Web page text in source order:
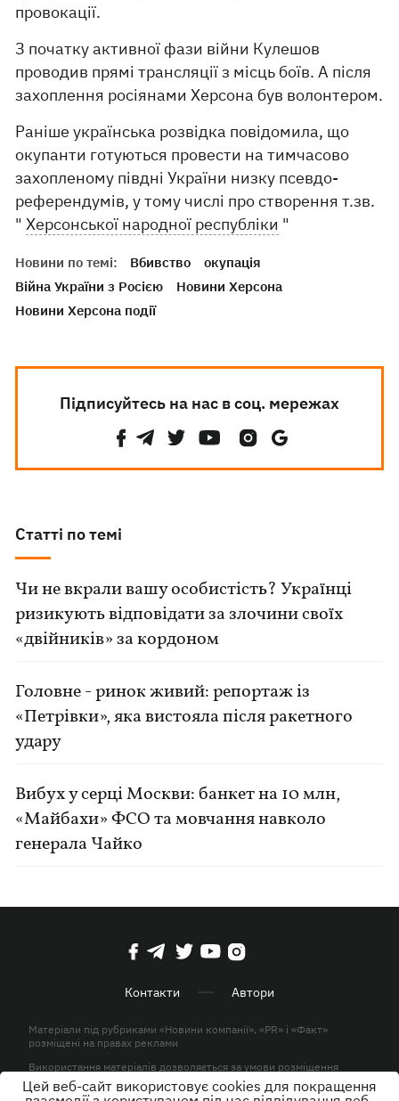
провокації.
З початку активної фази війни Кулешов
проводив прямі трансляції з місць боїв. А після
захоплення росіянами Херсона був волонтером.
Раніше українська розвідка повідомила, що
окупанти готуються провести на тимчасово
захопленому півдні України низку псевдо-
референдумів, у тому числі про створення т.зв.
"Херсонської народної республіки "
Новини по темі: Вбивство
окупація
Війна України з Росією
Новини Херсона
Новини Херсона події
Підписуйтесь на нас в соц. мережах
Статті по темі
Чи не вкрали вашу особистість? Українці
ризикують відповідати за злочини своїх
«двійників» за кордоном
Головне - ринок живий: репортаж із
«Петрівки», яка вистояла після ракетного
удару
Вибух у серці Москви: банкет на 10 млн,
«Майбахи» ФСО та мовчання навколо
генерала Чайко
Контакти Автори
Матеріали під рубриками «Новини компанії», «PR» і «Факт»
розміщені на правах реклами
Використання матеріалів дозволяється за умови розміщення
активного гіперпосилання на KP.UA в першому абзаці.
Цей веб-сайт використовує cookies для покращення